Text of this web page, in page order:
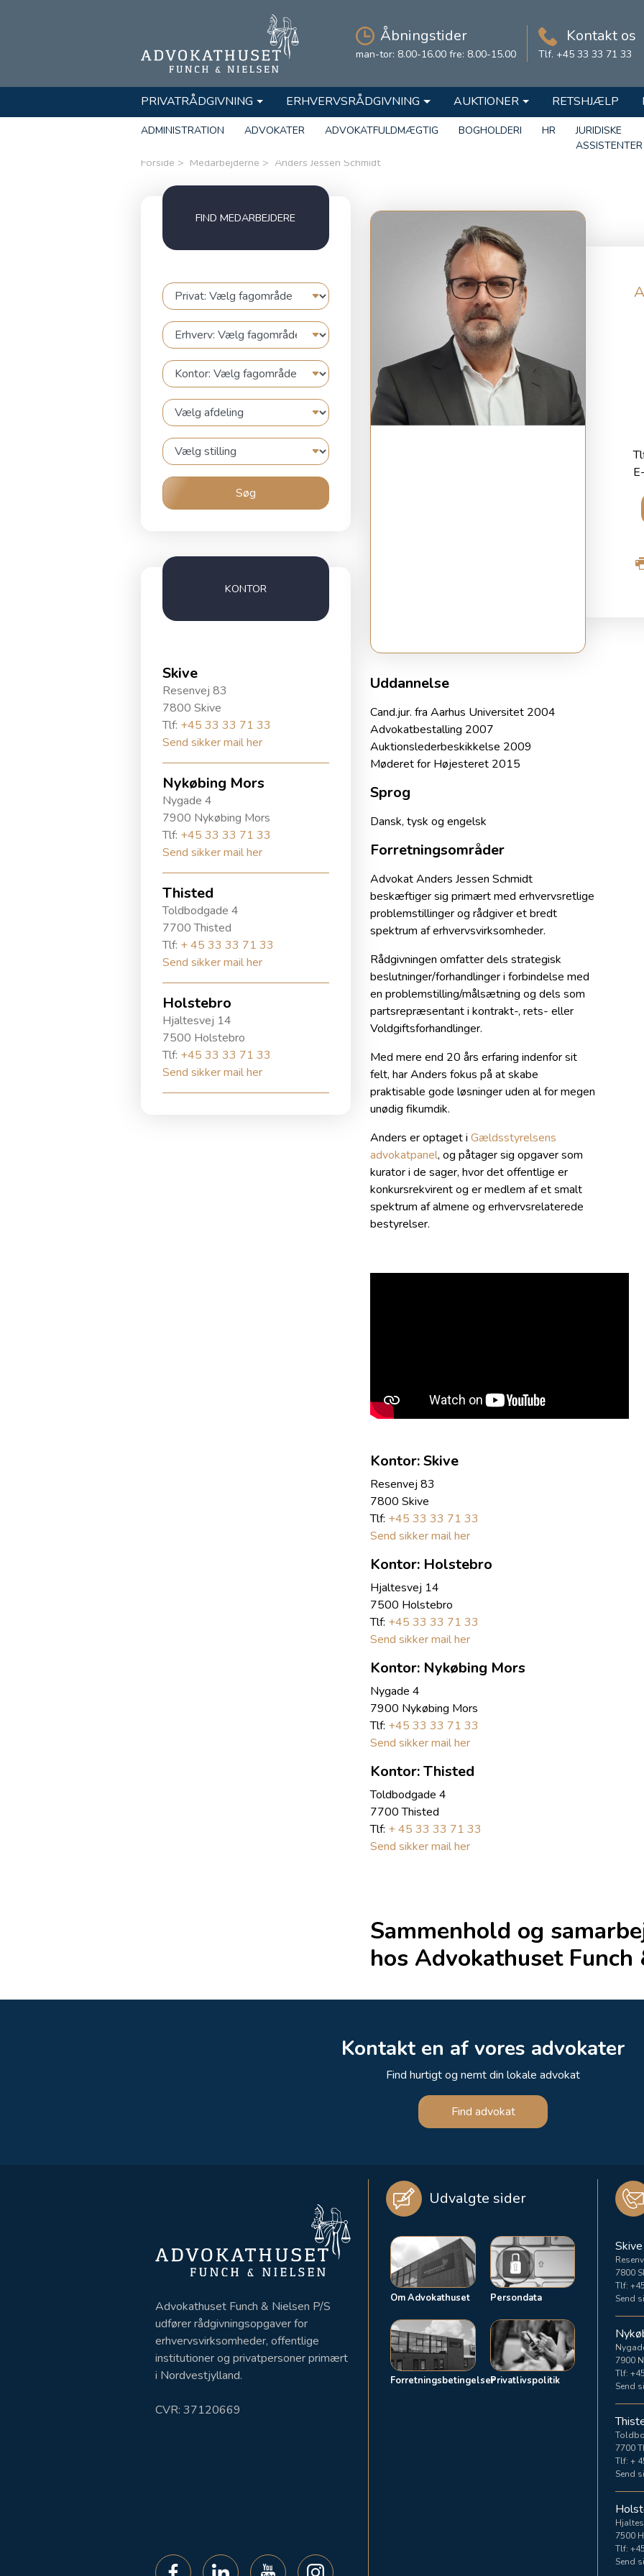
Åbningstider
man-tor: 8.00-16.00 fre: 8.00-15.00
Kontakt os
Tlf. +45 33 33 71 33
PRIVATRÅDGIVNING ERHVERVSRÅDGIVNING AUKTIONER RETSHJÆLP
ADMINISTRATION ADVOKATER ADVOKATFULDMÆGTIG BOGHOLDERI HR
JURIDISKE
ASSISTENTER
Forside Medarbejderne Anders Jessen Schmidt
FIND MEDARBEJDERE
Søg
KONTOR
Skive
Resenvej 83
7800 Skive
Tlf: +45 33 33 71 33
Send sikker mail her
Nykøbing Mors
Nygade 4
7900 Nykøbing Mors
Tlf: +45 33 33 71 33
Send sikker mail her
Thisted
Toldbodgade 4
7700 Thisted
Tlf: + 45 33 33 71 33
Send sikker mail her
Holstebro
Hjaltesvej 14
7500 Holstebro
Tlf: +45 33 33 71 33
Send sikker mail her
Uddannelse
Cand.jur. fra Aarhus Universitet 2004
Advokatbestalling 2007
Auktionslederbeskikkelse 2009
Møderet for Højesteret 2015
Sprog
Dansk, tysk og engelsk
Forretningsområder
Advokat Anders Jessen Schmidt
beskæftiger sig primært med erhvervsretlige
problemstillinger og rådgiver et bredt
spektrum af erhvervsvirksomheder.
Rådgivningen omfatter dels strategisk
beslutninger/forhandlinger i forbindelse med
en problemstilling/målsætning og dels som
partsrepræsentant i kontrakt-, rets- eller
Voldgiftsforhandlinger.
Med mere end 20 års erfaring indenfor sit
felt, har Anders fokus på at skabe
praktisable gode løsninger uden al for megen
unødig fikumdik.
Anders er optaget iGældsstyrelsens
advokatpanel, og påtager sig opgaver som
kurator i de sager, hvor det offentlige er
konkursrekvirent og er medlem af et smalt
spektrum af almene og erhvervsrelaterede
bestyrelser.
Kontor: Skive
Resenvej 83
7800 Skive
Tlf: +45 33 33 71 33
Send sikker mail her
Kontor: Holstebro
Hjaltesvej 14
7500 Holstebro
Tlf: +45 33 33 71 33
Send sikker mail her
Kontor: Nykøbing Mors
Nygade 4
7900 Nykøbing Mors
Tlf: +45 33 33 71 33
Send sikker mail her
Kontor: Thisted
Toldbodgade 4
7700 Thisted
Tlf: + 45 33 33 71 33
Send sikker mail her
Sammenhold og
hos Advokathuset Funch
Kontakt en af vores advokater
Find hurtigt og nemt din lokale advokat
Find advokat
Advokathuset Funch & Nielsen P/S
udfører rådgivningsopgaver for
erhvervsvirksomheder, offentlige
institutioner og privatpersoner primært
i Nordvestjylland.
CVR: 37120669
Udvalgte sider
Om Advokathuset Persondata
ForretningsbetingelserPrivatlivspolitik
Skive
7800
Tlf:
Send
7900
Tlf:
Send
7700
Tlf: +
Send
7500
Tlf:
Send